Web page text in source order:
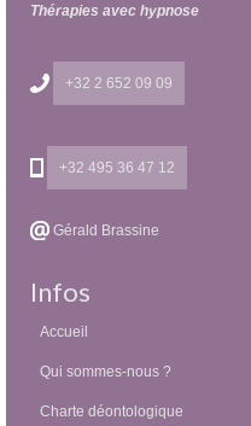
Thérapies avec hypnose
+32 2 652 09 09
+32 495 36 47 12
Gérald Brassine
Infos
Accueil
Qui sommes-nous ?
Charte déontologique